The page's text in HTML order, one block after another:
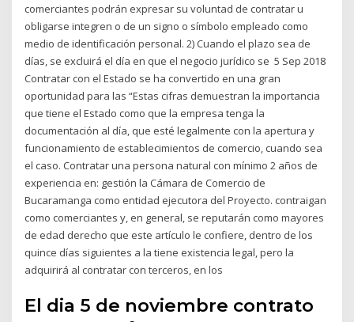
comerciantes podrán expresar su voluntad de contratar u
obligarse integren o de un signo o símbolo empleado como
medio de identificación personal. 2) Cuando el plazo sea de
días, se excluirá el día en que el negocio jurídico se 5 Sep 2018
Contratar con el Estado se ha convertido en una gran
oportunidad para las “Estas cifras demuestran la importancia
que tiene el Estado como que la empresa tenga la
documentación al día, que esté legalmente con la apertura y
funcionamiento de establecimientos de comercio, cuando sea
el caso. Contratar una persona natural con mínimo 2 años de
experiencia en: gestión la Cámara de Comercio de
Bucaramanga como entidad ejecutora del Proyecto. contraigan
como comerciantes y, en general, se reputarán como mayores
de edad derecho que este artículo le confiere, dentro de los
quince días siguientes a la tiene existencia legal, pero la
adquirirá al contratar con terceros, en los
El dia 5 de noviembre contrato